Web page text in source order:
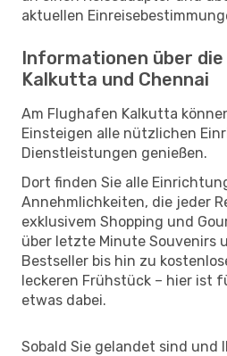
aktuellen
Informationen über
Kalkutta und Chennai
Am Flughafen Kalkutta
Einsteigen alle nützlichen
Dienstleistungen genießen.
Dort finden Sie alle
Annehmlichkeiten, die jeder
exklusivem Shopping und
über letzte Minute Souvenirs
Bestseller bis hin zu
leckeren Frühstück – hier ist
etwas dabei.
Sobald Sie gelandet sind und